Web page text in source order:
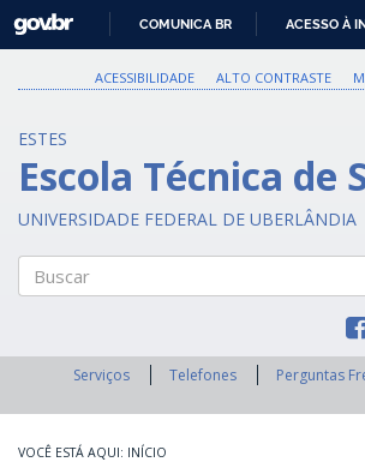
PARA
O
GOVBR
COMUNICA BR ACESSO À
ACESSIBILIDADE ALTO CONTRASTE
ESTES
Escola Técnica de
UNIVERSIDADE FEDERAL DE UBERLÂNDIA
Serviços Telefones Perguntas
INÍCIO